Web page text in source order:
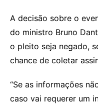
A decisão sobre o
do ministro Bruno
o pleito seja negado,
chance de coletar
“Se as informações
caso vai requerer um